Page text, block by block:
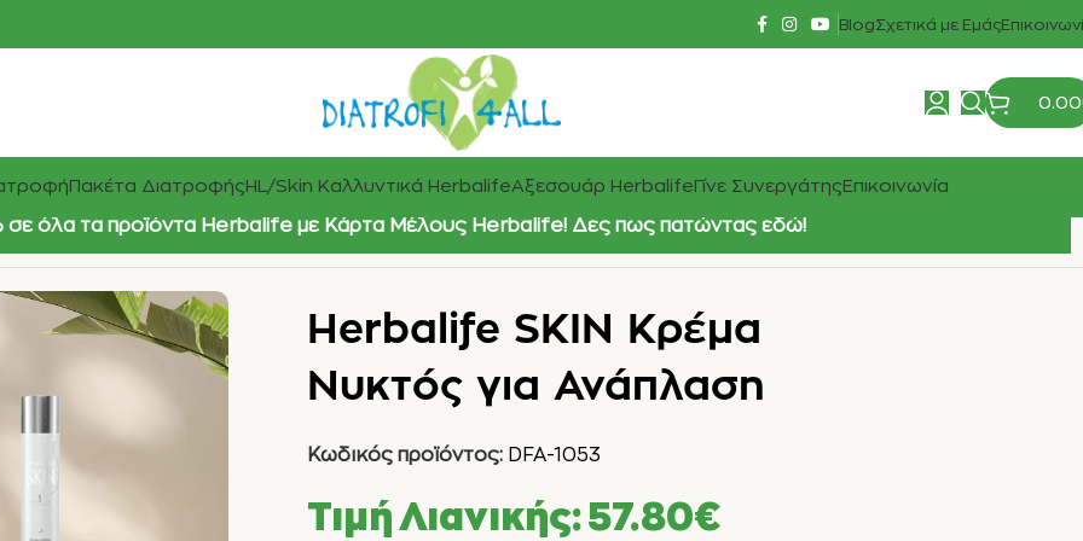
BlogΣχετικά με Εμάς
0.00
Πακέτα Διατροφής HL/Skin Καλλυντικά HerbalifeΑξεσουάρ Herbalife Γίνε Συνεργάτης Επικοινωνία
σε όλα τα προϊόντα Herbalife με Κάρτα Μέλους Herbalife! Δες πως πατώντας εδώ!
Herbalife SKIN Κρέμα
Νυκτός για Ανάπλαση
Κωδικός προϊόντος: DFA-1053
Τιμή Λιανικής:57.80€